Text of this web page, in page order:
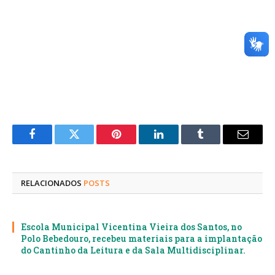
FacebookTwitter Pinterest LinkedInTumblr
E-
RELACIONADOS POSTS
Escola Municipal Vicentina Vieira dos Santos, no
Polo Bebedouro, recebeu materiais para a implantação
do Cantinho da Leitura e da Sala Multidisciplinar.